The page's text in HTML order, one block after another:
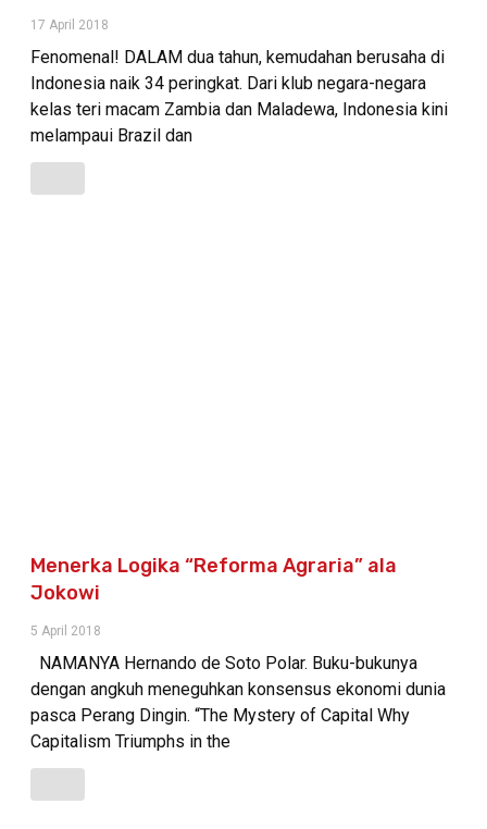
17 April 2018
Fenomenal! DALAM dua tahun, kemudahan berusaha di
Indonesia naik 34 peringkat. Dari klub negara-negara
kelas teri macam Zambia dan Maladewa, Indonesia kini
melampaui Brazil dan
Menerka Logika “Reforma Agraria” ala
Jokowi
5 April 2018
NAMANYA Hernando de Soto Polar. Buku-bukunya
dengan angkuh meneguhkan konsensus ekonomi dunia
pasca Perang Dingin. “The Mystery of Capital Why
Capitalism Triumphs in the